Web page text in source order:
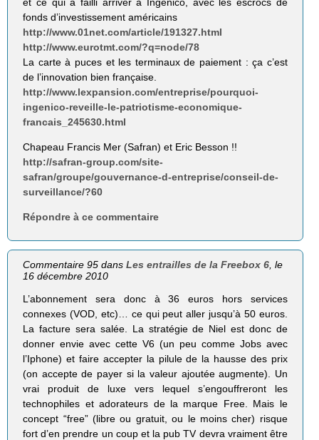
fonds d’investissement américains
http://www.01net.com/article/191327.html
http://www.eurotmt.com/?q=node/78
La carte à puces et les terminaux de paiement : ça c’est
de l’innovation bien française.
http://www.lexpansion.com/entreprise/pourquoi-
ingenico-reveille-le-patriotisme-economique-
francais_245630.html
Chapeau Francis Mer (Safran) et Eric Besson !!
http://safran-group.com/site-
safran/groupe/gouvernance-d-entreprise/conseil-de-
surveillance/?60
Répondre à ce commentaire
Commentaire 95 dansLes entrailles de la Freebox 6 , le
16 décembre 2010
L’abonnement sera donc à 36 euros hors services
connexes (VOD, etc)… ce qui peut aller jusqu’à 50 euros.
La facture sera salée. La stratégie de Niel est donc de
donner envie avec cette V6 (un peu comme Jobs avec
l’Iphone) et faire accepter la pilule de la hausse des prix
(on accepte de payer si la valeur ajoutée augmente). Un
vrai produit de luxe vers lequel s’engouffreront les
technophiles et adorateurs de la marque Free. Mais le
concept “free” (libre ou gratuit, ou le moins cher) risque
fort d’en prendre un coup et la pub TV devra vraiment être